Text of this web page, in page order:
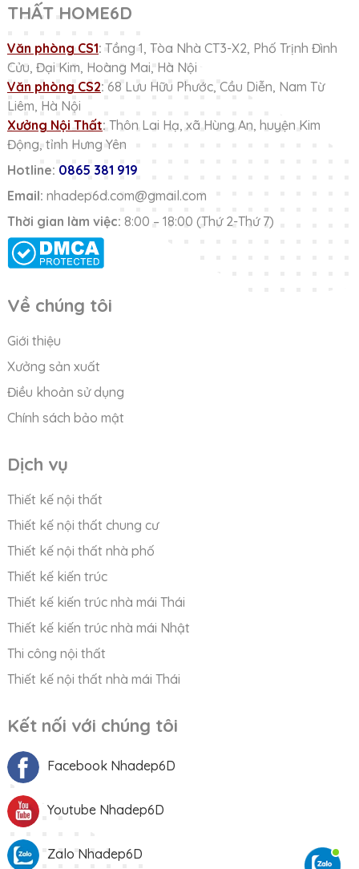
THẤT HOME6D
Văn phòng CS1: Tầng 1, Tòa Nhà CT3-X2, Phố Trịnh Đình
Cửu, Đại Kim, Hoàng Mai, Hà Nội
Văn phòng CS2: 68 Lưu Hữu Phước, Cầu Diễn, Nam Từ
Liêm, Hà Nội
Xưởng Nội Thất: Thôn Lai Hạ, xã Hùng An, huyện Kim
Động, tỉnh Hưng Yên
Hotline: 0865 381 919
Email: nhadep6d.com@gmail.com
Thời gian làm việc: 8:00 – 18:00 (Thứ 2-Thứ 7)
Về chúng tôi
Giới thiệu
Xưởng sản xuất
Điều khoản sử dụng
Chính sách bảo mật
Dịch vụ
Thiết kế nội thất
Thiết kế nội thất chung cư
Thiết kế nội thất nhà phố
Thiết kế kiến trúc
Thiết kế kiến trúc nhà mái Thái
Thiết kế kiến trúc nhà mái Nhật
Thi công nội thất
Thiết kế nội thất nhà mái Thái
Kết nối với chúng tôi
Facebook Nhadep6D
Youtube Nhadep6D
Zalo Nhadep6D